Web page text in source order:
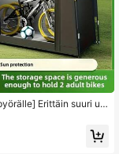
Erittäin suuri ulk
pyöräsuojatel
sopii 2–2 pyörälle, k
kokoontaitettava auto